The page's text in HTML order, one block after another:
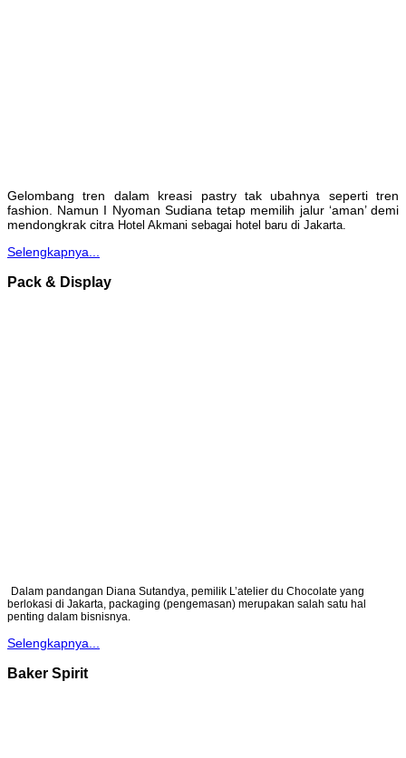
Gelombang tren dalam kreasi pastry tak ubahnya seperti tren
fashion. Namun I Nyoman Sudiana tetap memilih jalur ‘aman’ demi
mendongkrak citra Hotel Akmani sebagai hotel baru di Jakarta.
Selengkapnya...
Pack & Display
Dalam pandangan Diana Sutandya, pemilik L’atelier du Chocolate yang
berlokasi di Jakarta, packaging (pengemasan) merupakan salah satu hal
penting dalam bisnisnya.
Selengkapnya...
Baker Spirit